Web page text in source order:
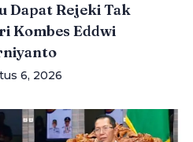
Dapat Rejeki Tak
Kombes Eddwi
6, 2026